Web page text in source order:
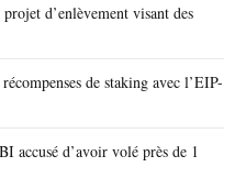
d’enlèvement visant des
de staking avec l’EIP-
accusé d’avoir volé près de 1